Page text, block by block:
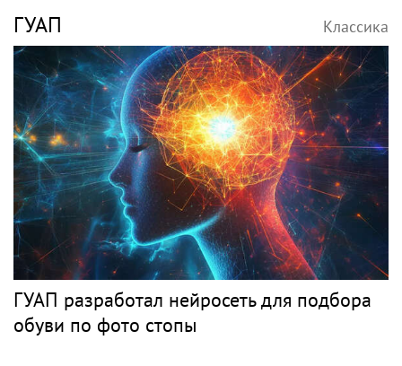
ГУАП Классика
ГУАП разработал нейросеть для подбора
обуви по фото стопы